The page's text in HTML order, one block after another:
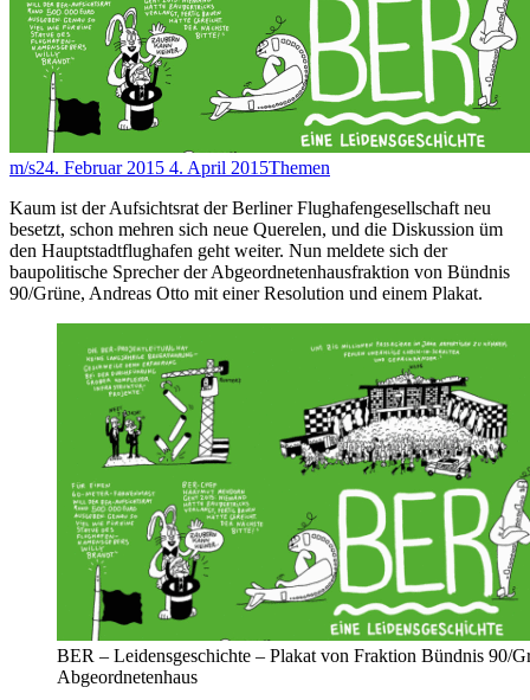
m/s24. Februar 2015 4. April 2015Themen
Kaum ist der Aufsichtsrat der Berliner Flughafengesellschaft neu
besetzt, schon mehren sich neue Querelen, und die Diskussion üm
den Hauptstadtflughafen geht weiter. Nun meldete sich der
baupolitische Sprecher der Abgeordnetenhausfraktion von Bündnis
90/Grüne, Andreas Otto mit einer Resolution und einem Plakat.
BER – Leidensgeschichte – Plakat von Fraktion Bündnis 90/
Abgeordnetenhaus